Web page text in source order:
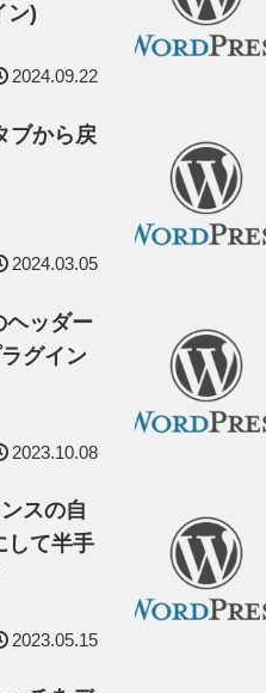
ン)
2024.09.22
ブから戻
2024.03.05
ッダー
グイン
2023.10.08
スの自
して半手
2023.05.15